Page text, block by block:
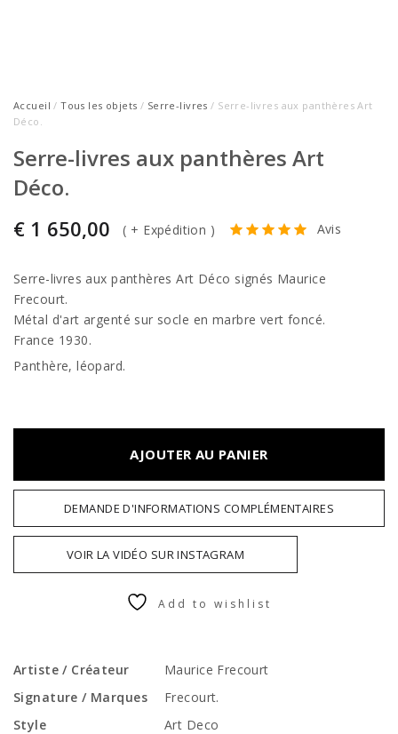
Accueil /Tous les objets / Serre-livres / Serre-livres aux panthères Art
Déco.
Serre-livres aux panthères Art
Déco.
€ 1 650,00 ( + Expédition ) Avis
Serre-livres aux panthères Art Déco signés Maurice
Frecourt.
Métal d'art argenté sur socle en marbre vert foncé.
France 1930.
Panthère, léopard.
AJOUTER AU PANIER
DEMANDE D'INFORMATIONS COMPLÉMENTAIRES
VOIR LA VIDÉO SUR INSTAGRAM
Add to wishlist
Artiste / Créateur
Maurice Frecourt
Signature / Marques
Frecourt.
Style
Art Deco